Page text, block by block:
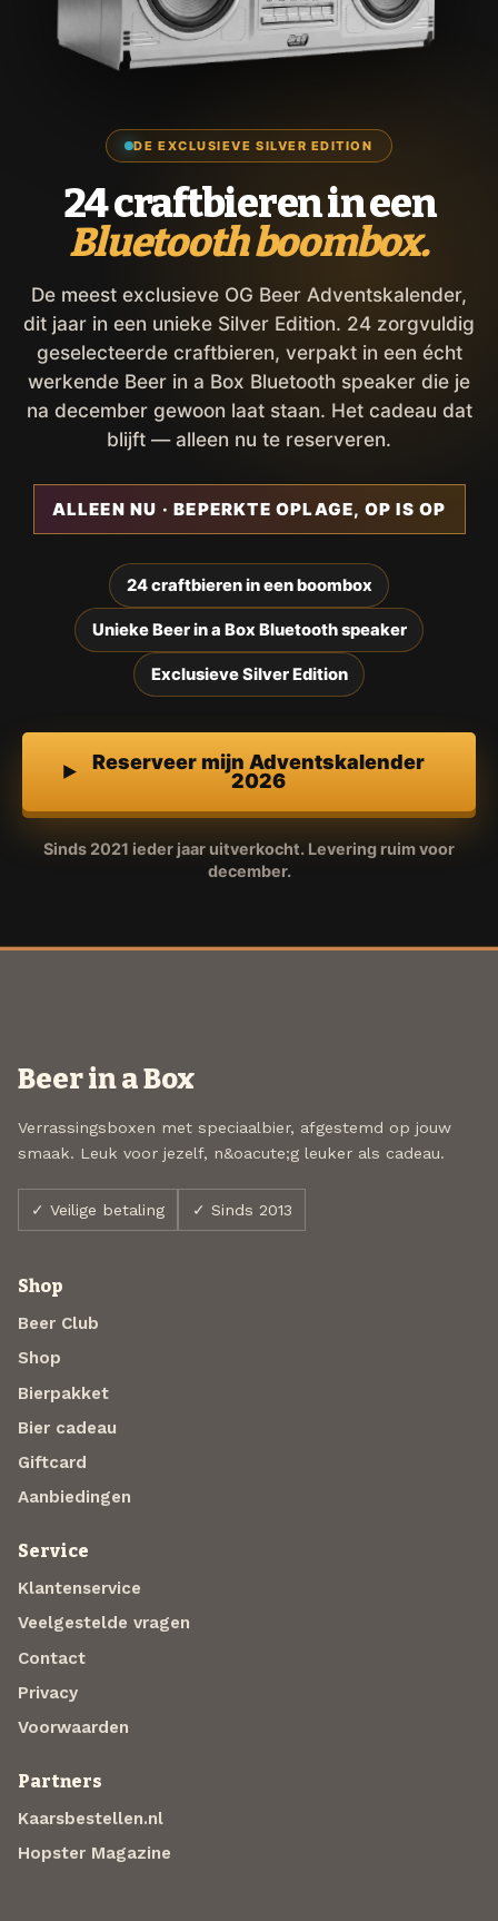
DE EXCLUSIEVE SILVER EDITION
24 craftbieren in een
Bluetooth boombox.
De meest exclusieve OG Beer Adventskalender,
dit jaar in een unieke Silver Edition. 24 zorgvuldig
geselecteerde craftbieren, verpakt in een écht
werkende Beer in a Box Bluetooth speaker die je
na december gewoon laat staan. Het cadeau dat
blijft — alleen nu te reserveren.
ALLEEN NU · BEPERKTE OPLAGE, OP IS OP
24 craftbieren in een boombox
Unieke Beer in a Box Bluetooth speaker
Exclusieve Silver Edition
Reserveer mijn Adventskalender
2026
Sinds 2021 ieder jaar uitverkocht. Levering ruim voor
december.
Beer in a Box
Verrassingsboxen met speciaalbier, afgestemd op jouw
smaak. Leuk voor jezelf, n&oacute;g leuker als cadeau.
✓ Veilige betaling ✓ Sinds 2013
Shop
Beer Club
Shop
Bierpakket
Bier cadeau
Giftcard
Aanbiedingen
Service
Klantenservice
Veelgestelde vragen
Contact
Privacy
Voorwaarden
Partners
Kaarsbestellen.nl
Hopster Magazine